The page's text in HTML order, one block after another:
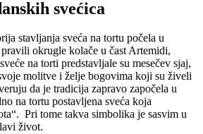
svećica
stavljanja sveća na tortu počela u
okrugle kolače u čast Artemidi,
na torti predstavljale su mesečev sjaj,
molitve i želje bogovima koji su živeli
da je tradicija zapravo započela u
na tortu postavljena sveća koja
Pri tome takva simbolika je sasvim u
život.